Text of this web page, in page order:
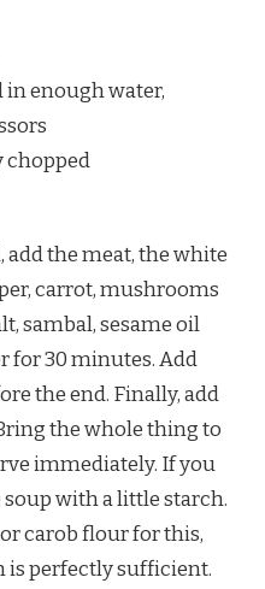
in enough water,
chopped
the meat, the white
carrot, mushrooms
sambal, sesame oil
for 30 minutes. Add
the end. Finally, add
the whole thing to
immediately. If you
with a little starch.
carob flour for this,
is perfectly sufficient.